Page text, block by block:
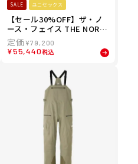
SALE ユニセックス
【セール30%OFF】ザ・ノ
ース・フェイス THE NORT
H FACE スノボー スノボ ス
ノーボード ウェア ジャケッ
ト レイバック ライド ジャケ
t NS62512-SE メンズ レデ
ィース ユニセックス 25-26
¥79,200
¥55,440税込